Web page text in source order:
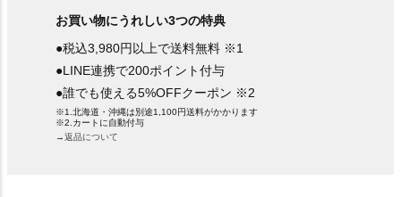
お買い物にうれしい3つの特典
●税込3,980円以上で送料無料 ※1
●LINE連携で200ポイント付与
●誰でも使える5%OFFクーポン ※2
※1.北海道・沖縄は別途1,100円送料がかかります
※2.カートに自動付与
→返品について